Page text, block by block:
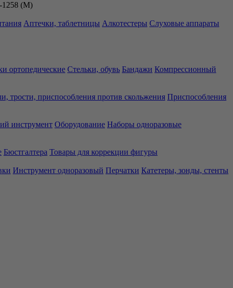
1258 (M)
Аптечки, таблетницы Алкотестеры Слуховые аппараты
ортопедические Стельки, обувь Бандажи Компрессионный
трости, приспособления против скольжения Приспособления
инструмент Оборудование Наборы одноразовые
Бюстгалтера Товары для коррекции фигуры
Инструмент одноразовый Перчатки Катетеры, зонды, стенты